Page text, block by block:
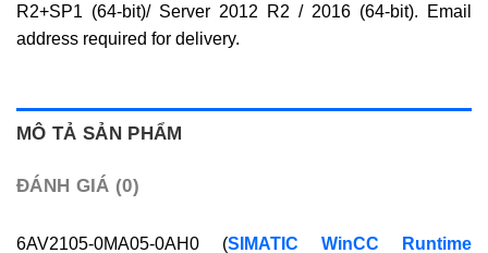
R2+SP1 (64-bit)/ Server 2012 R2 / 2016 (64-bit). Email
address required for delivery.
MÔ TẢ SẢN PHẨM
ĐÁNH GIÁ (0)
6AV2105-0MA05-0AH0 (SIMATIC WinCC Runtime